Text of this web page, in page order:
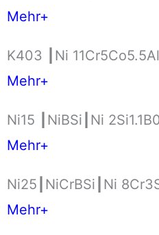
Mehr+
K403 ┃Ni
Mehr+
Ni15 ┃NiBSi┃Ni
Mehr+
Ni25┃NiCrBSi┃Ni
Mehr+